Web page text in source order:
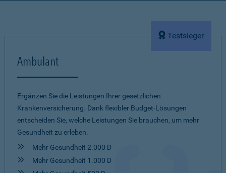
Testsieger
Ambulant
Ergänzen Sie die Leistungen Ihrer gesetzlichen
Krankenversicherung. Dank flexibler Budget-Lösungen
entscheiden Sie, welche Leistungen Sie brauchen, um mehr
Gesundheit zu erleben.
Mehr Gesundheit 2.000 D
Mehr Gesundheit 1.000 D